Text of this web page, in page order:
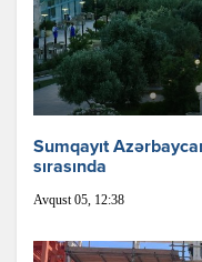
Sumqayıt
sırasında
Avqust 05, 12:38